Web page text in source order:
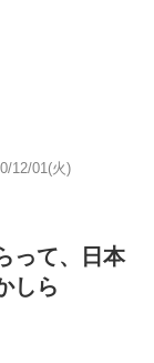
12/01(火)
って、日本
しら